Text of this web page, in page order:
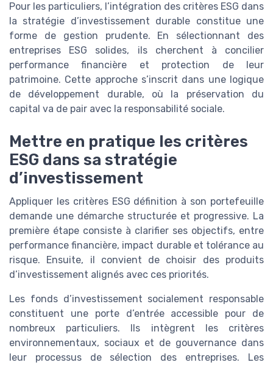
Pour les particuliers, l’intégration des critères ESG dans
la stratégie d’investissement durable constitue une
forme de gestion prudente. En sélectionnant des
entreprises ESG solides, ils cherchent à concilier
performance financière et protection de leur
patrimoine. Cette approche s’inscrit dans une logique
de développement durable, où la préservation du
capital va de pair avec la responsabilité sociale.
Mettre en pratique les critères
ESG dans sa stratégie
d’investissement
Appliquer les critères ESG définition à son portefeuille
demande une démarche structurée et progressive. La
première étape consiste à clarifier ses objectifs, entre
performance financière, impact durable et tolérance au
risque. Ensuite, il convient de choisir des produits
d’investissement alignés avec ces priorités.
Les fonds d’investissement socialement responsable
constituent une porte d’entrée accessible pour de
nombreux particuliers. Ils intègrent les critères
environnementaux, sociaux et de gouvernance dans
leur processus de sélection des entreprises. Les